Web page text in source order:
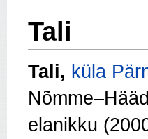
Tali
Tali, küla
elanikku